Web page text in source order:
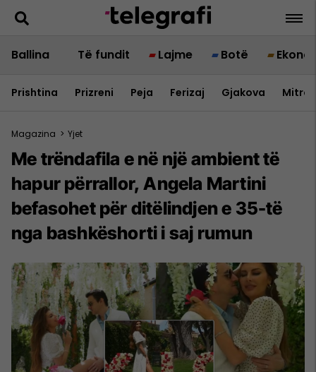
Ballina Të fundit Lajme Botë
Prishtina Prizreni Peja Ferizaj Gjakova
Magazina > Yjet
Me trëndafila e në një ambient të
hapur përrallor, Angela Martini
befasohet për ditëlindjen e 35-të
nga bashkëshorti i saj rumun